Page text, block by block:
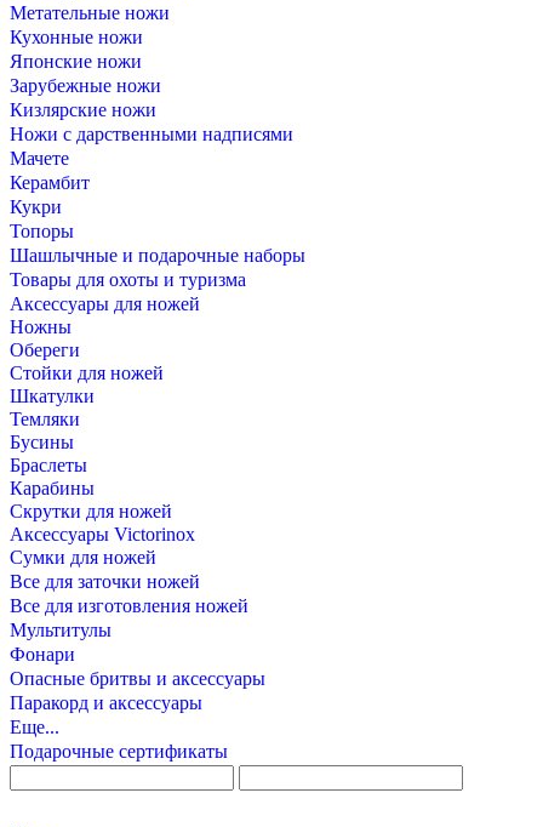
Метательные ножи
Кухонные ножи
Японские ножи
Зарубежные ножи
Кизлярские ножи
Ножи с дарственными надписями
Мачете
Керамбит
Кукри
Топоры
Шашлычные и подарочные наборы
Товары для охоты и туризма
Аксессуары для ножей
Ножны
Обереги
Стойки для ножей
Шкатулки
Темляки
Бусины
Браслеты
Карабины
Скрутки для ножей
Аксессуары Victorinox
Сумки для ножей
Все для заточки ножей
Все для изготовления ножей
Мультитулы
Фонари
Опасные бритвы и аксессуары
Паракорд и аксессуары
Еще...
Подарочные сертификаты